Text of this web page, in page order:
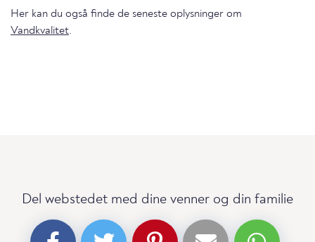
Her kan du også finde de seneste oplysninger om
Vandkvalitet.
Del webstedet med dine venner og din familie